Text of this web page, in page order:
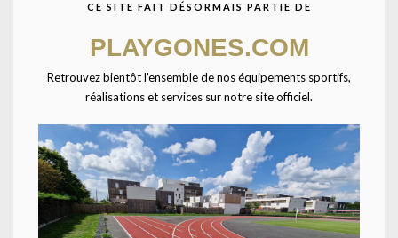
CE SITE FAIT DÉSORMAIS PARTIE DE
PLAYGONES.COM
Retrouvez bientôt l'ensemble de nos équipements sportifs,
réalisations et services sur notre site officiel.
Agrandir